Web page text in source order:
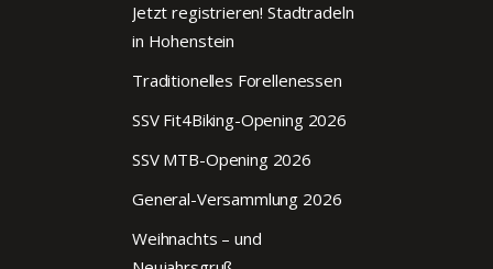
Jetzt registrieren! Stadtradeln
in Hohenstein
Traditionelles Forellenessen
SSV Fit4Biking-Opening 2026
SSV MTB-Opening 2026
General-Versammlung 2026
Weihnachts – und